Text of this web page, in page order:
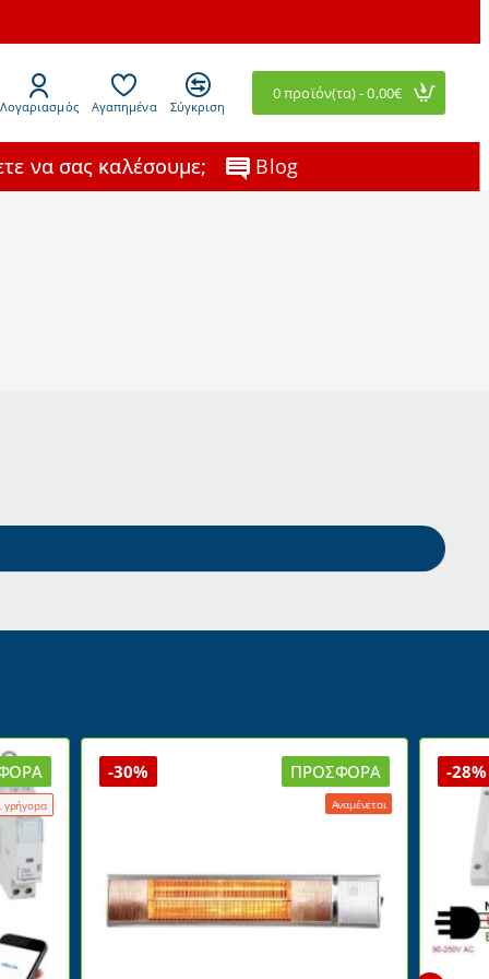
Λογαριασμός Αγαπημένα Σύγκριση
0 προϊόν(τα) - 0,00€
να σας καλέσουμε; Blog
γρήγορα
ΠΡΟΣΦΟΡΆ
-30%
Αναμένεται
-28%